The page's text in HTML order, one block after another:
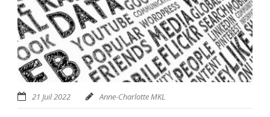
21 Juil 2022 Anne-Charlotte MKL